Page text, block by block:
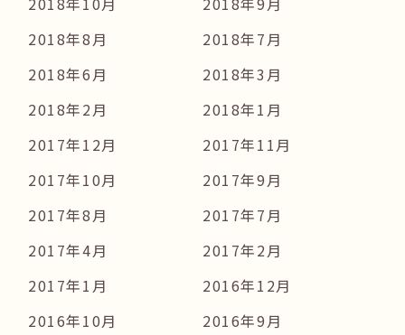
2018年8月
2018年7月
2018年6月
2018年3月
2018年2月
2018年1月
2017年12月
2017年11月
2017年10月
2017年9月
2017年8月
2017年7月
2017年4月
2017年2月
2017年1月
2016年12月
2016年10月
2016年9月